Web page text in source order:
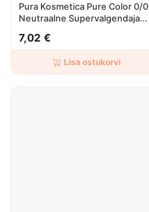
Pura Kosmetica Pure Color 0/0
Neutraalne Supervalgendaja
7,02 €
Lisa ostukorvi